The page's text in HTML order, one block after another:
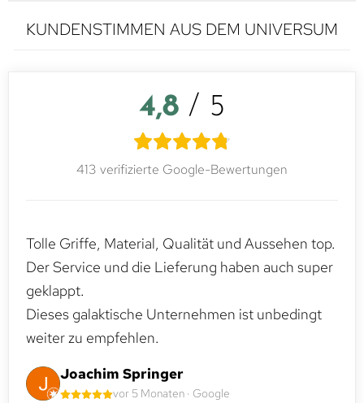
KUNDENSTIMMEN AUS DEM UNIVERSUM
4,8 / 5
413 verifizierte Google-Bewertungen
Tolle Griffe, Material, Qualität und Aussehen top.
Der Service und die Lieferung haben auch super
geklappt.
Dieses galaktische Unternehmen ist unbedingt
weiter zu empfehlen.
Joachim Springer
vor 5 Monaten · Google